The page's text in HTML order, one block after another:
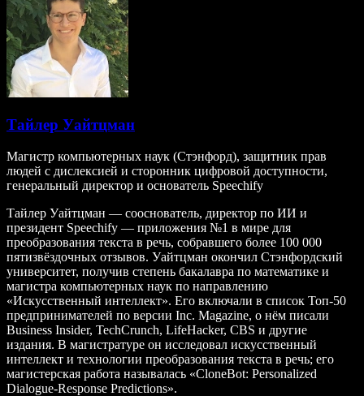
Тайлер Уайтцман
Магистр компьютерных наук (Стэнфорд), защитник прав
людей с дислексией и сторонник цифровой доступности,
генеральный директор и основатель Speechify
Тайлер Уайтцман — сооснователь, директор по ИИ и
президент Speechify — приложения №1 в мире для
преобразования текста в речь, собравшего более 100 000
пятизвёздочных отзывов. Уайтцман окончил Стэнфордский
университет, получив степень бакалавра по математике и
магистра компьютерных наук по направлению
«Искусственный интеллект». Его включали в список Топ‑50
предпринимателей по версии Inc. Magazine, о нём писали
Business Insider, TechCrunch, LifeHacker, CBS и другие
издания. В магистратуре он исследовал искусственный
интеллект и технологии преобразования текста в речь; его
магистерская работа называлась «CloneBot: Personalized
Dialogue-Response Predictions».